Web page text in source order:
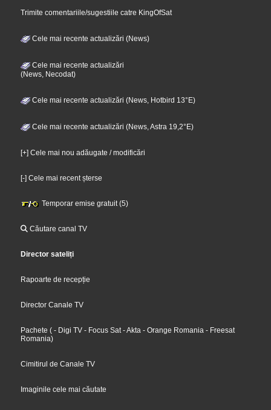
Trimite comentariile/sugestiile catre KingOfSat
Cele mai recente actualizări (News)
Cele mai recente actualizări
(News, Necodat)
Cele mai recente actualizări (News, Hotbird 13°E)
Cele mai recente actualizări (News, Astra 19,2°E)
[+] Cele mai nou adăugate / modificări
[-] Cele mai recent șterse
Temporar emise gratuit (5)
Căutare canal TV
Director sateliți
Rapoarte de recepție
Director Canale TV
Pachete (- Digi TV - Focus Sat- Akta - Orange Romania - Freesat
Romania)
Cimitirul de Canale TV
Imaginile cele mai căutate